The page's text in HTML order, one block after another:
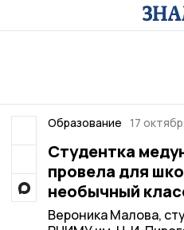
Образование 17
Студентка
провела для
необычный
Вероника Малова,